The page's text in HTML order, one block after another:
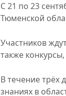
С 21 по 23
Тюменской
Участников
также
В течение трёх
знаниях в